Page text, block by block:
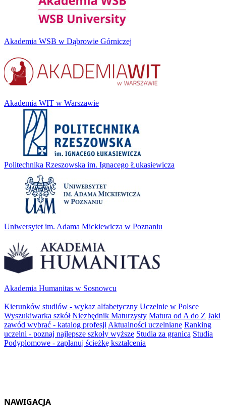
Akademia WSB w Dąbrowie Górniczej
Akademia WIT w Warszawie
Politechnika Rzeszowska im. Ignacego Łukasiewicza
Uniwersytet im. Adama Mickiewicza w Poznaniu
Akademia Humanitas w Sosnowcu
Kierunków studiów - wykaz alfabetyczny Uczelnie w Polsce
Wyszukiwarka szkół Niezbędnik Maturzysty Matura od A do Z Jaki
zawód wybrać - katalog profesji Aktualności uczelniane Ranking
uczelni - poznaj najlepsze szkoły wyższe Studia za granicą Studia
Podyplomowe - zaplanuj ścieżkę kształcenia
NAWIGACJA